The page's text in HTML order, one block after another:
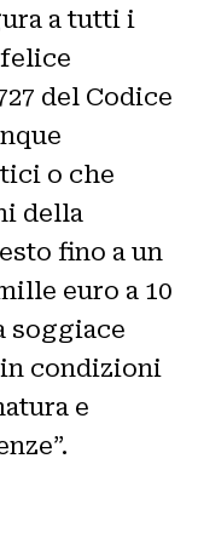
a tutti i
del Codice
o che
della
fino a un
euro a 10
soggiace
condizioni
e